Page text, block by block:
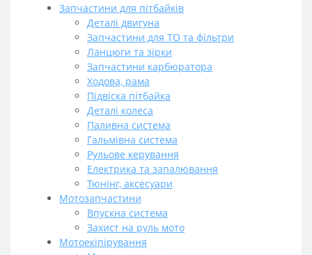
Запчастини для пітбайків
Деталі двигуна
Запчастини для ТО та фільтри
Ланцюги та зірки
Запчастини карбюратора
Ходова, рама
Підвіска пітбайка
Деталі колеса
Паливна система
Гальмівна система
Рульове керування
Електрика та запалювання
Тюнінг, аксесуари
Мотозапчастини
Впускна система
Захист на руль мото
Мотоекіпірування